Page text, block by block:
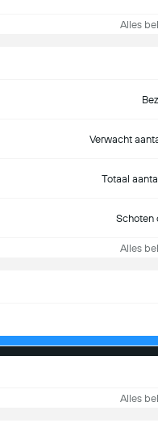
Alles
Verwacht
Totaal
Schoten
Alles
Alles